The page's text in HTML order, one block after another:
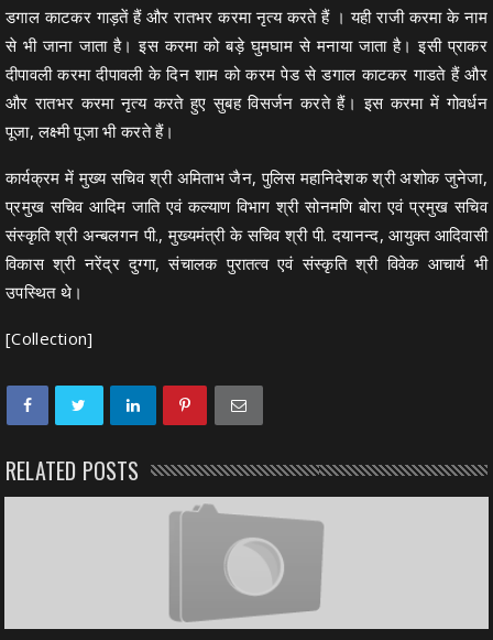
डगाल काटकर गाड़तें हैं और रातभर करमा नृत्य करते हैं । यही राजी करमा के नाम
से भी जाना जाता है। इस करमा को बड़े घुमघाम से मनाया जाता है। इसी प्राकर
दीपावली करमा दीपावली के दिन शाम को करम पेड से डगाल काटकर गाडते हैं और
और रातभर करमा नृत्य करते हुए सुबह विसर्जन करते हैं। इस करमा में गोवर्धन
पूजा, लक्ष्मी पूजा भी करते हैं।
कार्यक्रम में मुख्य सचिव श्री अमिताभ जैन, पुलिस महानिदेशक श्री अशोक जुनेजा,
प्रमुख सचिव आदिम जाति एवं कल्याण विभाग श्री सोनमणि बोरा एवं प्रमुख सचिव
संस्कृति श्री अन्बलगन पी., मुख्यमंत्री के सचिव श्री पी. दयानन्द, आयुक्त आदिवासी
विकास श्री नरेंद्र दुग्गा, संचालक पुरातत्व एवं संस्कृति श्री विवेक आचार्य भी
उपस्थित थे।
[Collection]
RELATED POSTS